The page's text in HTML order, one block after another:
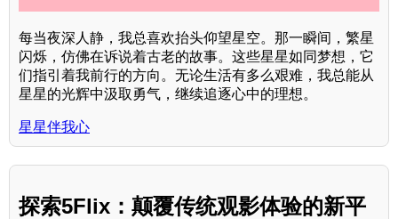
每当夜深人静，我总喜欢抬头仰望星空。那一瞬间，繁星
闪烁，仿佛在诉说着古老的故事。这些星星如同梦想，它
们指引着我前行的方向。无论生活有多么艰难，我总能从
星星的光辉中汲取勇气，继续追逐心中的理想。
星星伴我心
探索5Flix：颠覆传统观影体验的新平